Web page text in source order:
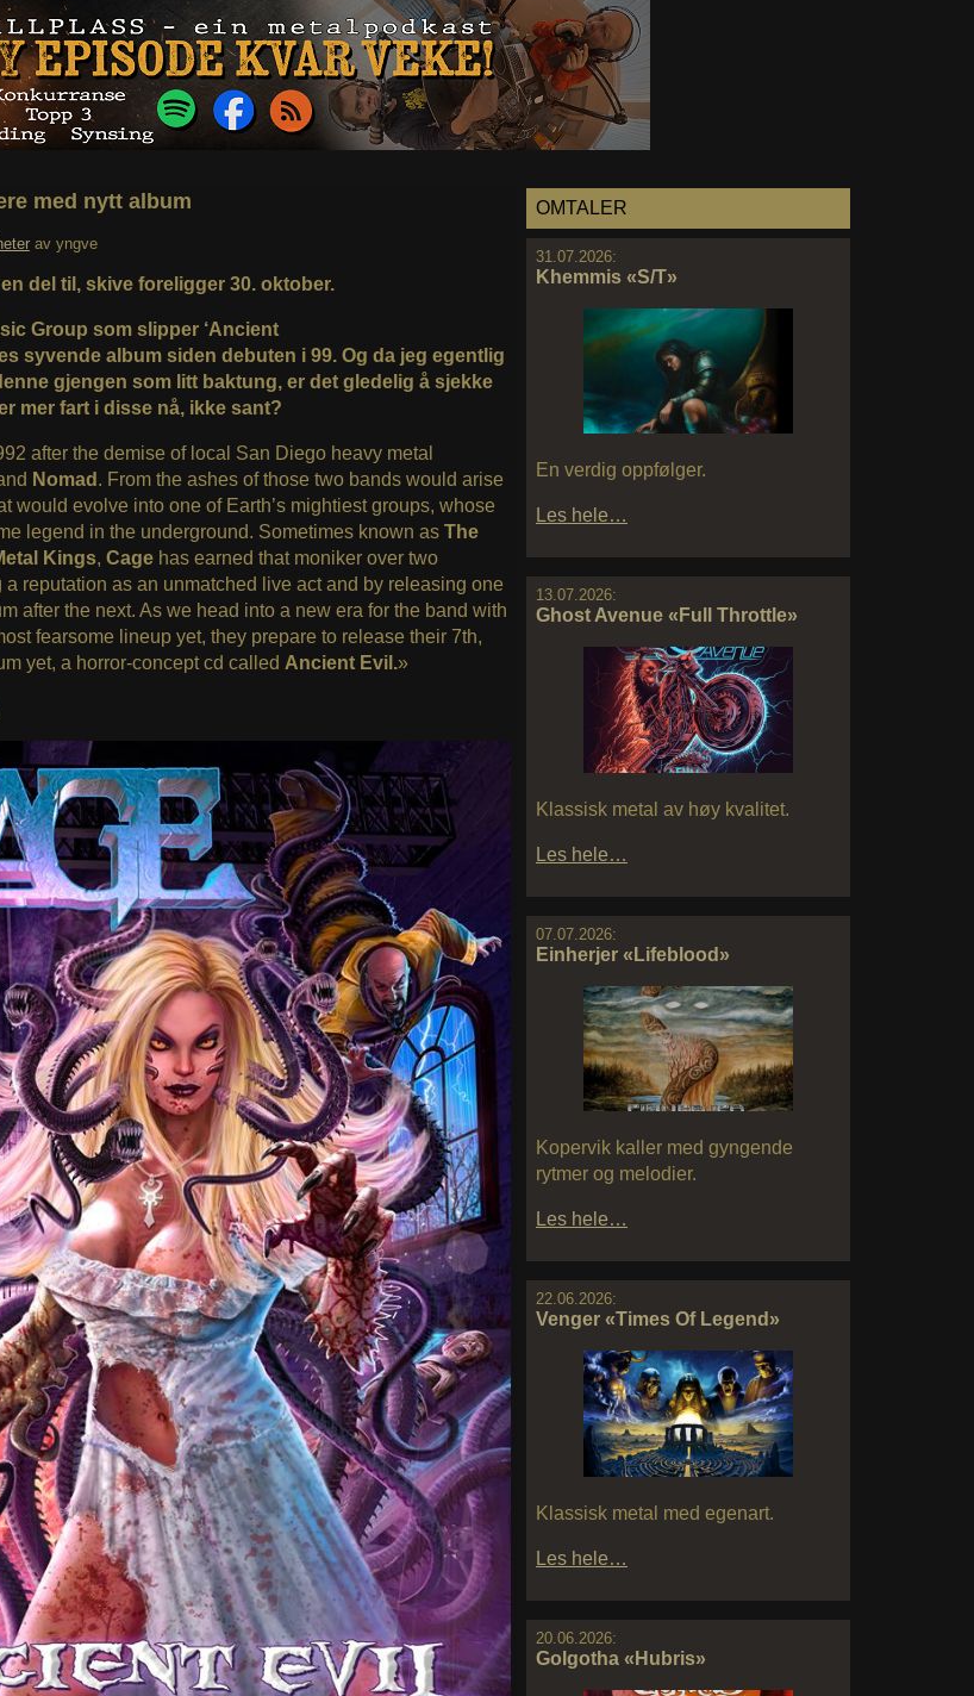
OMTALER
31.07.2026:
Khemmis «S/T»
En verdig oppfølger.
Les hele…
13.07.2026:
Ghost Avenue «Full Throttle»
Klassisk metal av høy kvalitet.
Les hele…
07.07.2026:
Einherjer «Lifeblood»
Kopervik kaller med gyngende
rytmer og melodier.
Les hele…
22.06.2026:
Venger «Times Of Legend»
Klassisk metal med egenart.
Les hele…
20.06.2026:
Golgotha «Hubris»
med nytt album
av yngve
del til, skive foreligger 30. oktober.
Group som slipper ‘Ancient
syvende album siden debuten i 99. Og da jeg egentlig
gjengen som litt baktung, er det gledelig å sjekke
mer fart i disse nå, ikke sant?
after the demise of local San Diego heavy metal
Nomad . From the ashes of those two bands would arise
would evolve into one of Earth’s mightiest groups, whose
legend in the underground. Sometimes known as The
Kings, Cage has earned that moniker over two
reputation as an unmatched live act and by releasing one
after the next. As we head into a new era for the band with
fearsome lineup yet, they prepare to release their 7th,
yet, a horror-concept cd called Ancient Evil.»